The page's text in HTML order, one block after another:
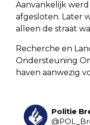
Aanvankelijk
afgesloten. Later
alleen de straat
Recherche en
Ondersteuning
haven aanwezig
Politie
@